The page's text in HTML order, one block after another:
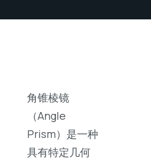
角锥棱镜
（Angle
Prism）是一种
具有特定几何